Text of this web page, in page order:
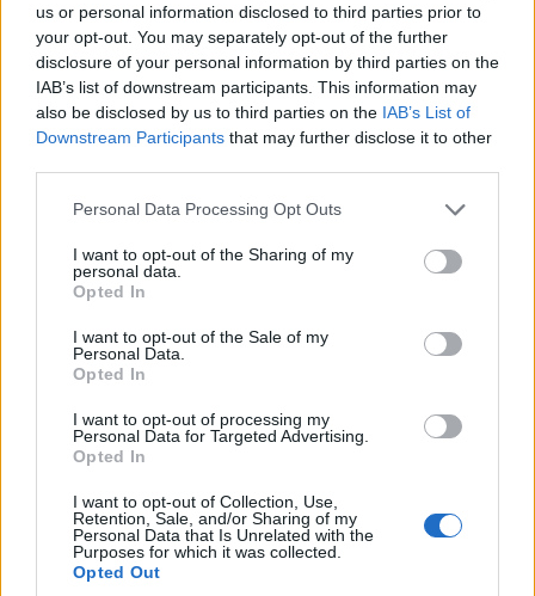
us or personal information disclosed to third parties prior to
your opt-out. You may separately opt-out of the further
disclosure of your personal information by third parties on the
IAB’s list of downstream participants. This information may
also be disclosed by us to third parties on the IAB’s List of
Downstream Participants that may further disclose it to other
Please note that this website/app uses one or more Google
not limited to your visit or usage behaviour. You may click to
grant or deny consent to Google and its third-party tags to
use your data for below specified purposes in below Google
consent section.
Personal Data Processing Opt Outs
I want to opt-out of the Sharing of my
personal data.
Opted In
I want to opt-out of the Sale of my
Personal Data.
Opted In
I want to opt-out of processing my
Personal Data for Targeted Advertising.
Opted In
I want to opt-out of Collection, Use,
Retention, Sale, and/or Sharing of my
Personal Data that Is Unrelated with the
Purposes for which it was collected.
Opted Out